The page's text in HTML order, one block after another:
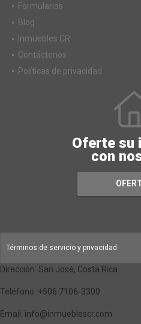
Formularios
Blog
Inmuebles CR
Contáctenos
Políticas de privacidad
Oferte su
con
Términos de servicio y privacidad
Dirección: San José, Costa Rica
Teléfono: +506 7106-3300
Email: info@inmueblescr.com